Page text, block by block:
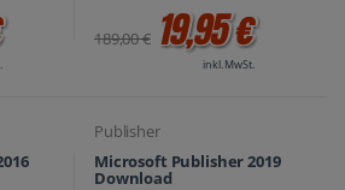
189,00 € 19,95 €
inkl. MwSt.
Publisher
Microsoft Publisher 2019
Download